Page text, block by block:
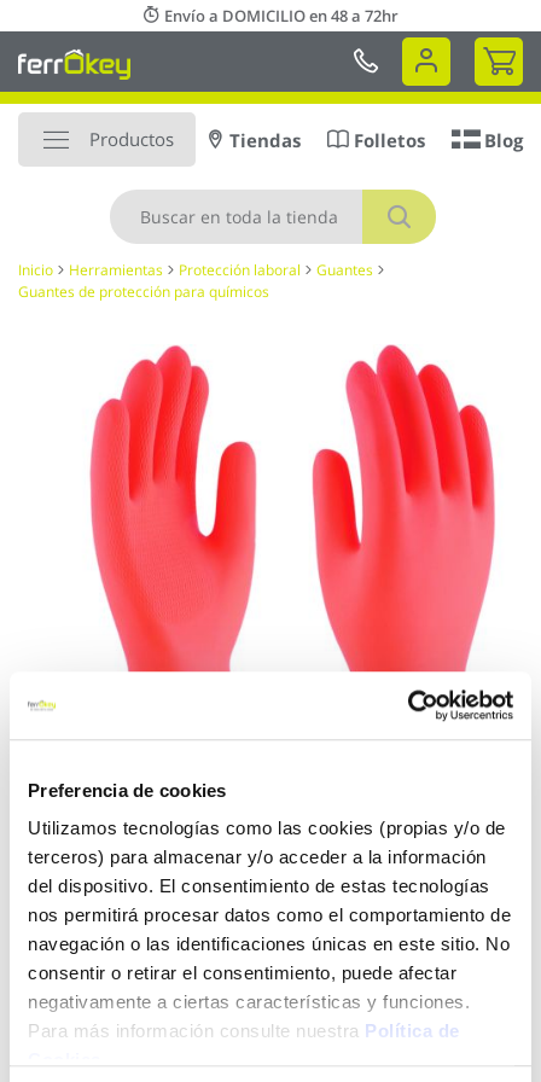
Preferencia de cookies
Utilizamos tecnologías como las cookies (propias y/o de
terceros) para almacenar y/o acceder a la información
del dispositivo. El consentimiento de estas tecnologías
nos permitirá procesar datos como el comportamiento de
navegación o las identificaciones únicas en este sitio. No
consentir o retirar el consentimiento, puede afectar
negativamente a ciertas características y funciones.
Para más información consulte nuestra Política de
al
contenido
Envío a DOMICILIO en 48 a 72hr
Mi
Productos
Buscar
Tiendas Folletos Blog
Inicio Herramientas Protección laboral
Guantes
Guantes de protección para químicos
Guante quimico natural
flocado latex naranja protex
3l protex 3121 t-8
3l Ref:CF-110658
imágenes
Saltar
al
comienzo
la
galería
de
imágenes